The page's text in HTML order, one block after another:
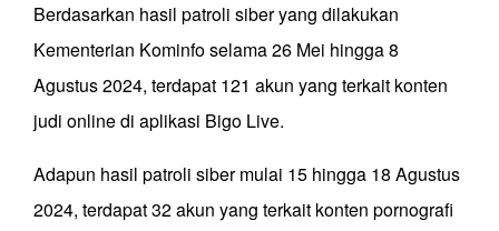
Berdasarkan hasil patroli siber yang dilakukan
Kementerian Kominfo selama 26 Mei hingga 8
Agustus 2024, terdapat 121 akun yang terkait konten
judi online di aplikasi Bigo Live.
Adapun hasil patroli siber mulai 15 hingga 18 Agustus
2024, terdapat 32 akun yang terkait konten pornografi